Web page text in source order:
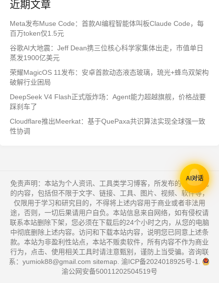
近期文章
Meta发布Muse Code：首款AI编程智能体叫板Claude Code，每
百万token仅1.5元
谷歌AI大地震：Jeff Dean携三位核心科学家集体出走，市值单日
蒸发1900亿美元
荣耀MagicOS 11发布：安卓首款动态液态玻璃，琉光+蜂鸟双架构
破解行业困局
DeepSeek V4 Flash正式版炸场：Agent能力超越旗舰，价格战要
踩刹车了
Cloudflare推出Meerkat：基于QuePaxa共识算法实现全球强一致
性协调
免责声明：本站为个人资讯、工具类学习博客，所发布的一切形式
的内容，包括但不限于文字、链接、工具、图片、视频、软件等，
仅限用于学习和研究目的，不得将上述内容用于商业或者非法用
途，否则，一切后果请用户自负。本站信息来自网络，如有侵权请
联系本站删除下架，您必须在下载后的24个小时之内，从您的电脑
中彻底删除上述内容。访问和下载本站内容，说明您已同意上述条
款。本站为非盈利性站点，本站不贩卖软件，所有内容不作为商业
行为，点击、使用相关工具时请注意甄别，谨防上当受骗。咨询联
系：yumiok88@gmail.com sitemap 渝ICP备2024018925号-1
渝公网安备50011202504519号
AI对话